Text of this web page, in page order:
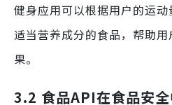
健身应用可以根据用户的运
适当营养成分的食品，帮助
果。
3.2 食品API在食品安全